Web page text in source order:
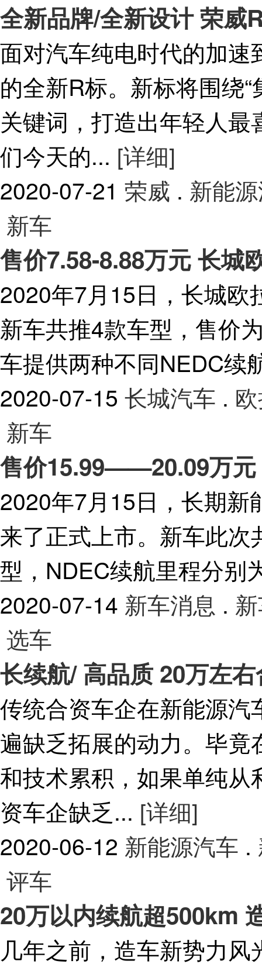
全新品牌/全新设计 荣威
面对汽车纯电时代的加
的全新R标。新标将围绕
关键词，打造出年轻人
们今天的... [详细]
2020-07-21 荣威 . 新能
新车
售价7.58-8.88万元 长城
2020年7月15日，长城欧
新车共推4款车型，售价
车提供两种不同NEDC
2020-07-15 长城汽车 .
新车
售价15.99——20.09万元
2020年7月15日，长期新
来了正式上市。新车此
型，NDEC续航里程分
2020-07-14 新车消息 .
选车
长续航/ 高品质 20万左
传统合资车企在新能源
遍缺乏拓展的动力。毕
和技术累积，如果单纯
资车企缺乏... [详细]
2020-06-12 新能源汽车 .
评车
20万以内续航超500km
几年之前，造车新势力